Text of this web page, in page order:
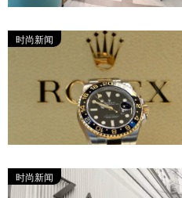
时尚新闻
时尚新闻